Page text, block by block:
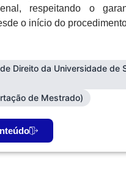
respeitando o
o início do
Direito da Universidade de
de Mestrado)